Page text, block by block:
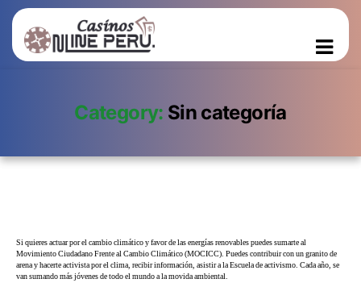
Category: Sin categoría
Si quieres actuar por el cambio climático y favor de las energías renovables puedes sumarte al
Movimiento Ciudadano Frente al Cambio Climático (MOCICC). Puedes contribuir con un granito de
arena y hacerte activista por el clima, recibir información, asistir a la Escuela de activismo. Cada año, se
van sumando más jóvenes de todo el mundo a la movida ambiental.